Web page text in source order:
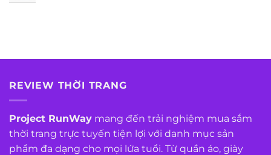
REVIEW THỜI TRANG
Project RunWay mang đến trải nghiệm mua sắm
thời trang trực tuyến tiện lợi với danh mục sản
phẩm đa dạng cho mọi lứa tuổi. Từ quần áo, giày